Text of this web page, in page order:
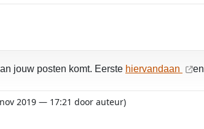
jouw posten komt. Eerste hiervandaan
2019 — 17:21 door auteur)